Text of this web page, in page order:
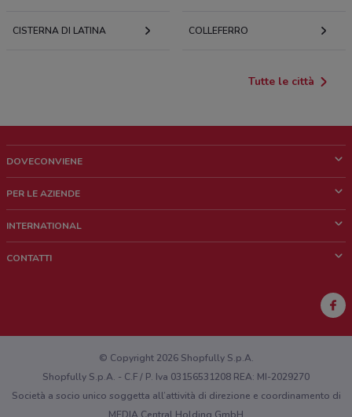
CISTERNA DI LATINA COLLEFERRO
Tutte le città
DOVECONVIENE
Chi siamo
Lavora con noi
PER LE AZIENDE
Richieste commerciali e marketing
INTERNATIONAL
CONTATTI
Hai un malfunzionamento sul web o sull'app?
© Copyright 2026 Shopfully S.p.A.
Shopfully S.p.A. - C.F / P. Iva 03156531208 REA: MI-2029270
Società a socio unico soggetta all’attività di direzione e coordinamento di